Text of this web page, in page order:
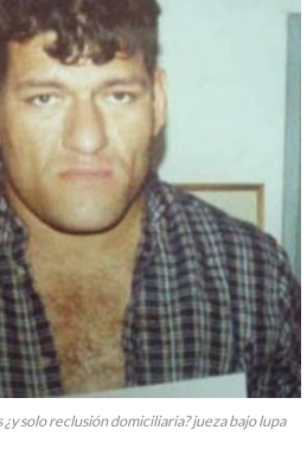
solo reclusión domiciliaria? jueza bajo lupa